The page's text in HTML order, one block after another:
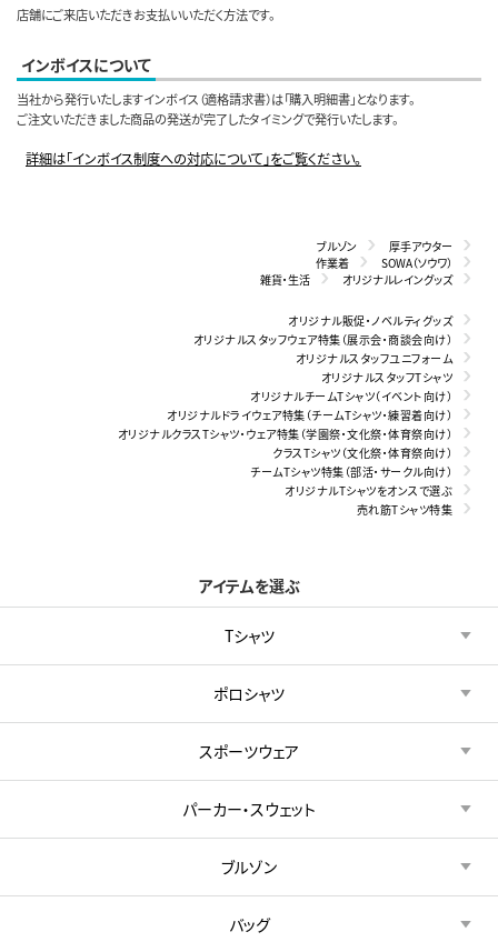
店舗にご来店いただきお支払いいただく方法です。
インボイスについて
当社から発行いたしますインボイス（適格請求書）は「購入明細書」となります。
ご注文いただきました商品の発送が完了したタイミングで発行いたします。
詳細は「インボイス制度への対応について」をご覧ください。
ブルゾン
厚手アウター
作業着
SOWA（ソウワ）
雑貨・生活
オリジナルレイングッズ
オリジナル販促・ノベルティグッズ
オリジナルスタッフウェア特集（展示会・商談会向け）
オリジナルスタッフユニフォーム
オリジナルスタッフTシャツ
オリジナルチームTシャツ（イベント向け）
オリジナルドライウェア特集（チームTシャツ・練習着向け）
オリジナルクラスTシャツ・ウェア特集（学園祭・文化祭・体育祭向け）
クラスTシャツ（文化祭・体育祭向け）
チームTシャツ特集（部活・サークル向け）
オリジナルTシャツをオンスで選ぶ
売れ筋Tシャツ特集
アイテムを選ぶ
Tシャツ
ポロシャツ
スポーツウェア
パーカー・スウェット
ブルゾン
バッグ